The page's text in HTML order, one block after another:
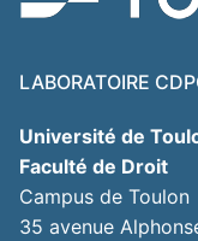
LABORATOIRE
Université de
Faculté de Droit
Campus de Toulon
35 avenue